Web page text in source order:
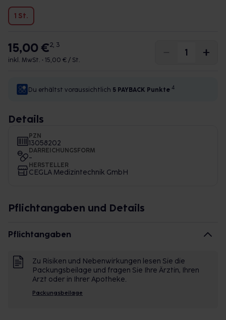
1 St.
15,00 €2, 3
inkl. MwSt. • 15,00 € / St.
Du erhältst voraussichtlich 5 PAYBACK Punkte 4
Details
PZN
13058202
DARREICHUNGSFORM
-
HERSTELLER
CEGLA Medizintechnik GmbH
Pflichtangaben und Details
Pflichtangaben
Zu Risiken und Nebenwirkungen lesen Sie die
Packungsbeilage und fragen Sie Ihre Ärztin, Ihren
Arzt oder in Ihrer Apotheke.
Packungsbeilage